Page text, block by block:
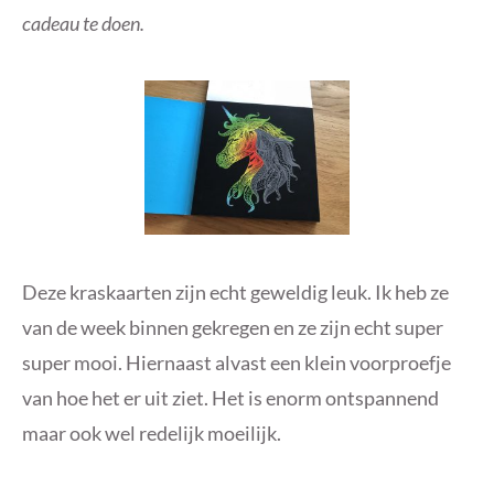
cadeau te doen.
Deze kraskaarten zijn echt geweldig leuk. Ik heb ze
van de week binnen gekregen en ze zijn echt super
super mooi. Hiernaast alvast een klein voorproefje
van hoe het er uit ziet. Het is enorm ontspannend
maar ook wel redelijk moeilijk.